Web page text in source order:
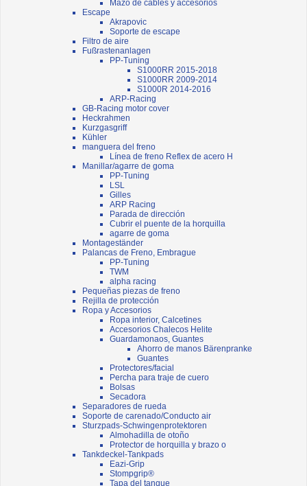
Mazo de cables y accesorios
Escape
Akrapovic
Soporte de escape
Filtro de aire
Fußrastenanlagen
PP-Tuning
S1000RR 2015-2018
S1000RR 2009-2014
S1000R 2014-2016
ARP-Racing
GB-Racing motor cover
Heckrahmen
Kurzgasgriff
Kühler
manguera del freno
Línea de freno Reflex de acero H
Manillar/agarre de goma
PP-Tuning
LSL
Gilles
ARP Racing
Parada de dirección
Cubrir el puente de la horquilla
agarre de goma
Montageständer
Palancas de Freno, Embrague
PP-Tuning
TWM
alpha racing
Pequeñas piezas de freno
Rejilla de protección
Ropa y Accesorios
Ropa interior, Calcetines
Accesorios Chalecos Helite
Guardamonaos, Guantes
Ahorro de manos Bärenpranke
Guantes
Protectores/facial
Percha para traje de cuero
Bolsas
Secadora
Separadores de rueda
Soporte de carenado/Conducto air
Sturzpads-Schwingenprotektoren
Almohadilla de otoño
Protector de horquilla y brazo o
Tankdeckel-Tankpads
Eazi-Grip
Stompgrip®
Tapa del tanque